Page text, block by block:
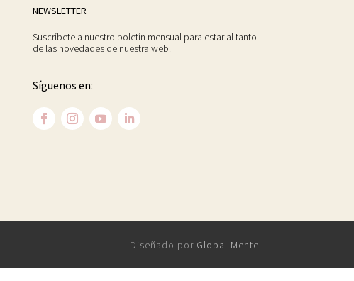
NEWSLETTER
Suscríbete a nuestro boletín mensual para estar al tanto
de las novedades de nuestra web.
Síguenos en:
Diseñado por Global Mente